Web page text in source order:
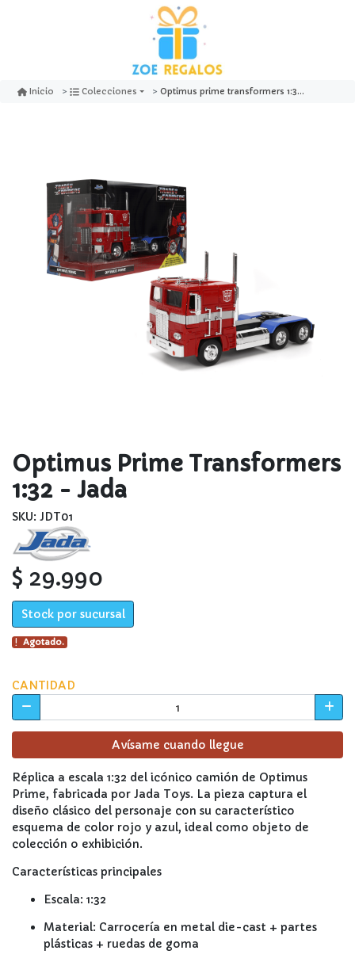
Inicio Colecciones Optimus prime transformers 1:32 - jada
Optimus Prime Transformers
1:32 - Jada
SKU: JDT01
$ 29.990
Stock por sucursal
Agotado.
CANTIDAD
Avísame cuando llegue
Réplica a escala 1:32 del icónico camión de Optimus
Prime, fabricada por Jada Toys. La pieza captura el
diseño clásico del personaje con su característico
esquema de color rojo y azul, ideal como objeto de
colección o exhibición.
Características principales
Escala: 1:32
Material: Carrocería en metal die-cast + partes
plásticas + ruedas de goma